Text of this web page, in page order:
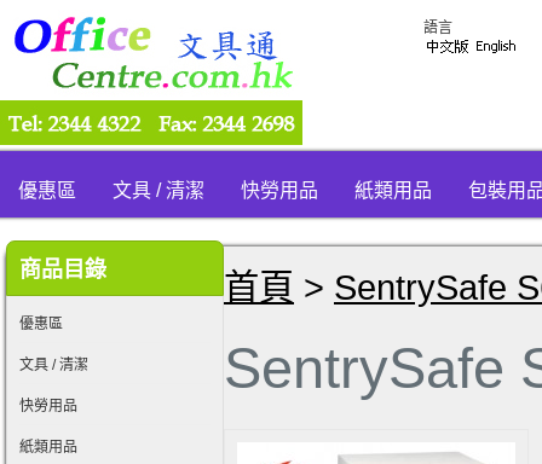
語言
優惠區 文具 / 清潔 快勞用品 紙類用品 包裝用
商品目錄
優惠區
文具 / 清潔
快勞用品
紙類用品
首頁 > SentrySafe
SentrySafe